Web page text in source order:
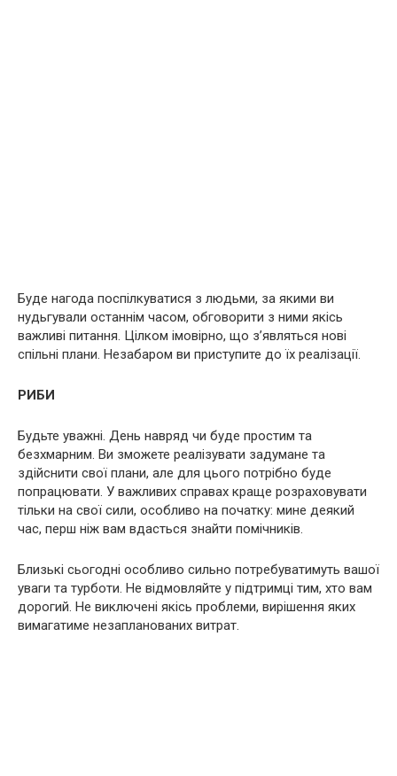
Буде нагода поспілкуватися з людьми, за якими ви
нудьгували останнім часом, обговорити з ними якісь
важливі питання. Цілком імовірно, що з’являться нові
спільні плани. Незабаром ви приступите до їх реалізації.
РИБИ
Будьте уважні. День навряд чи буде простим та
безхмарним. Ви зможете реалізувати задумане та
здійснити свої плани, але для цього потрібно буде
попрацювати. У важливих справах краще розраховувати
тільки на свої сили, особливо на початку: мине деякий
час, перш ніж вам вдасться знайти помічників.
Близькі сьогодні особливо сильно потребуватимуть вашої
уваги та турботи. Не відмовляйте у підтримці тим, хто вам
дорогий. Не виключені якісь проблеми, вирішення яких
вимагатиме незапланованих витрат.